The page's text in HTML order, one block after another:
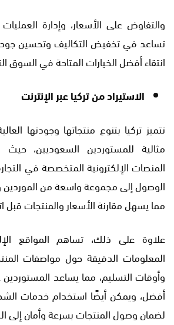
والتفاوض على الأسعار، وإدارة
تساعد في تخفيض التكاليف وتحسين
انتقاء أفضل الخيارات المتاحة في السوق
الاستيراد من تركيا عبر الإنترنت
تتميز تركيا بتنوع منتجاتها وجودتها
مثالية للمستوردين السعوديين،
المنصات الإلكترونية المتخصصة في
الوصول إلى مجموعة واسعة من الموردين
مما يسهل مقارنة الأسعار والمنتجات قبل
علاوة على ذلك، تساهم المواقع
المعلومات الدقيقة حول مواصفات
وأوقات التسليم، مما يساعد
أفضل، ويمكن أيضًا استخدام خدمات
لضمان وصول المنتجات بسرعة وأمان إلى